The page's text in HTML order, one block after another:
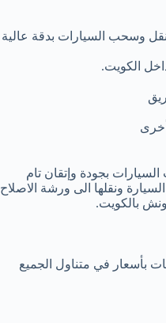
وسحب السيارات بدقة عالية
الكويت.
بجودة وإتقان تام
ونقلها الى ورشة الاصلاح
بالكويت.
بأسعار في متناول الجميع